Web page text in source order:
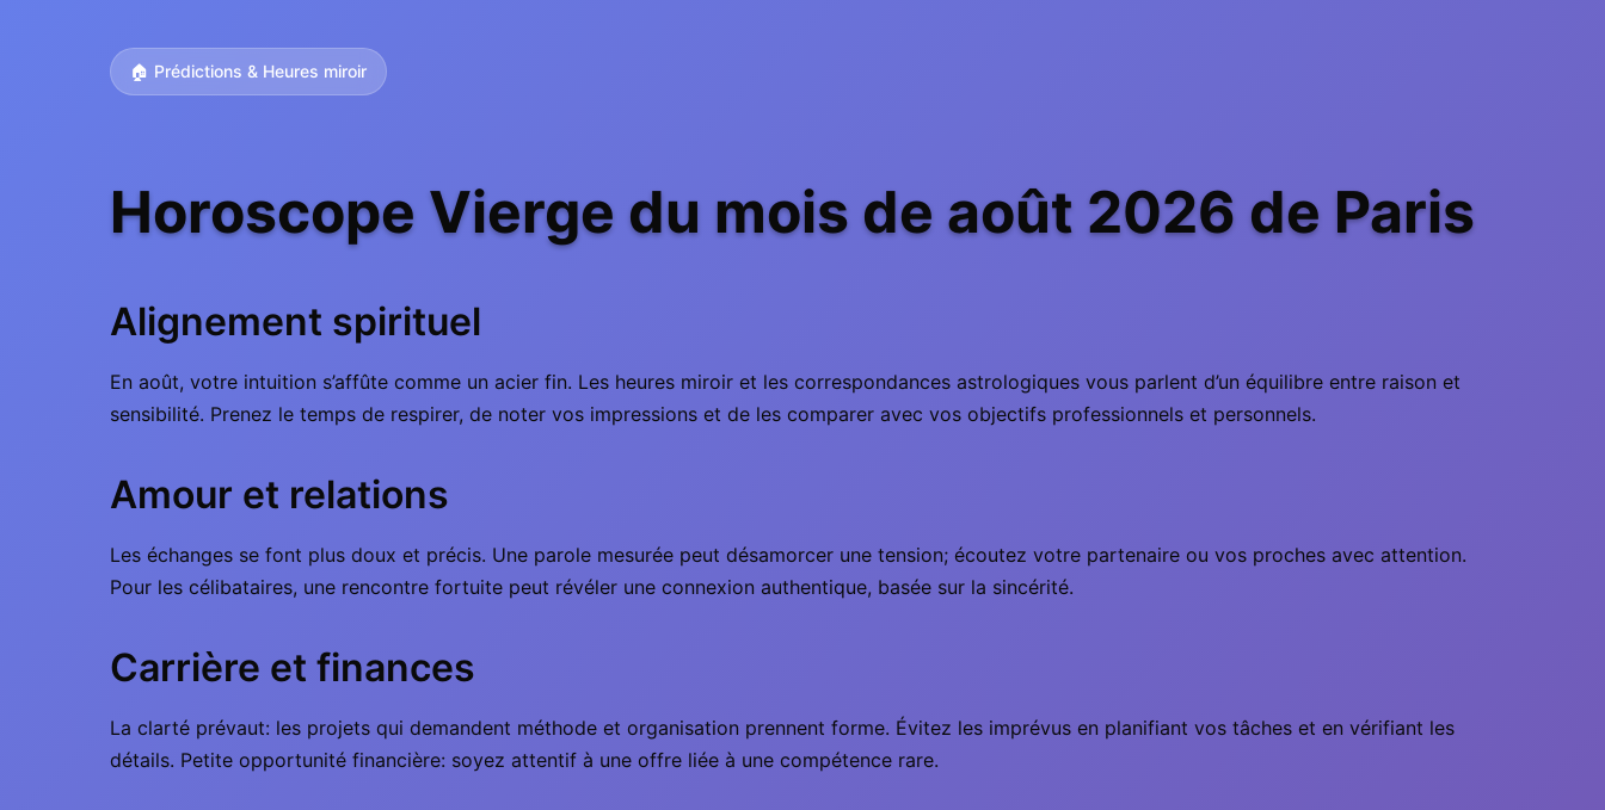
🏠 Prédictions & Heures miroir
Horoscope Vierge du mois de août 2026 de Paris
Alignement spirituel
En août, votre intuition s’affûte comme un acier fin. Les heures miroir et les correspondances astrologiques vous parlent d’un équilibre entre raison et
sensibilité. Prenez le temps de respirer, de noter vos impressions et de les comparer avec vos objectifs professionnels et personnels.
Amour et relations
Les échanges se font plus doux et précis. Une parole mesurée peut désamorcer une tension; écoutez votre partenaire ou vos proches avec attention.
Pour les célibataires, une rencontre fortuite peut révéler une connexion authentique, basée sur la sincérité.
Carrière et finances
La clarté prévaut: les projets qui demandent méthode et organisation prennent forme. Évitez les imprévus en planifiant vos tâches et en vérifiant les
détails. Petite opportunité financière: soyez attentif à une offre liée à une compétence rare.